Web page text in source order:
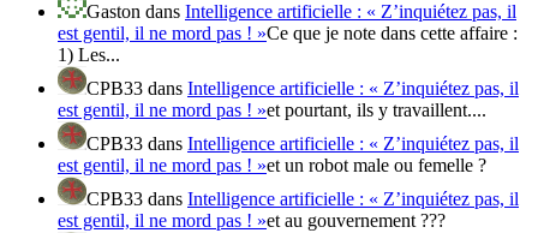
Gaston dans Intelligence artificielle : « Z’inquiétez pas, il
est gentil, il ne mord pas ! »Ce que je note dans cette affaire :
1) Les...
CPB33 dans Intelligence artificielle : « Z’inquiétez pas, il
est gentil, il ne mord pas ! »et pourtant, ils y travaillent....
CPB33 dans Intelligence artificielle : « Z’inquiétez pas, il
est gentil, il ne mord pas ! »et un robot male ou femelle ?
CPB33 dans Intelligence artificielle : « Z’inquiétez pas, il
est gentil, il ne mord pas ! »et au gouvernement ???